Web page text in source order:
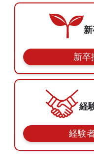
新卒
経
経験